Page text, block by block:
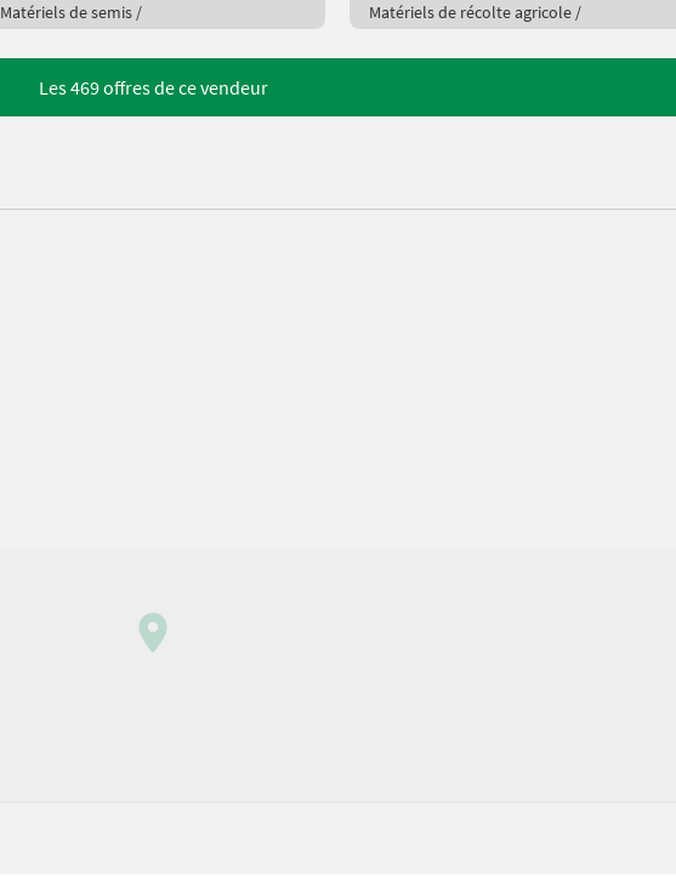
Matériels de semis /
Matériels de récolte agricole /
Les 469 offres de ce vendeur